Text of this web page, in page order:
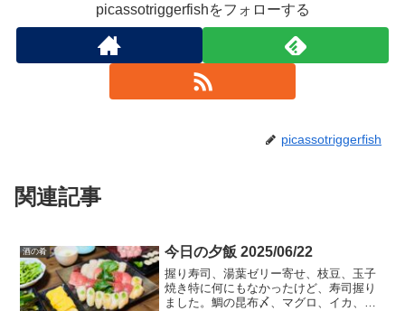
picassotriggerfishをフォローする
picassotriggerfish
関連記事
酒の肴 今日の夕飯 2025/06/22
握り寿司、湯葉ゼリー寄せ、枝豆、玉子
焼き特に何にもなかったけど、寿司握り
ました。鯛の昆布〆、マグロ、イカ、ロ